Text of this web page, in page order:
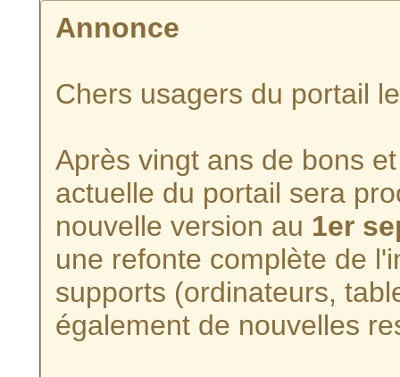
Annonce
Chers usagers du portail
Après vingt ans de bons
actuelle du portail sera
nouvelle version au 1er
une refonte complète de
supports (ordinateurs,
également de nouvelles